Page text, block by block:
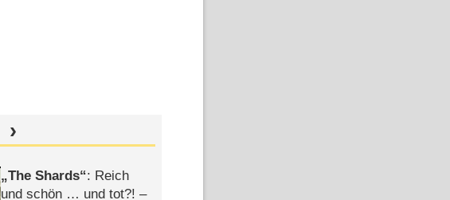
The Shards : Reich
und schön … und tot?! –